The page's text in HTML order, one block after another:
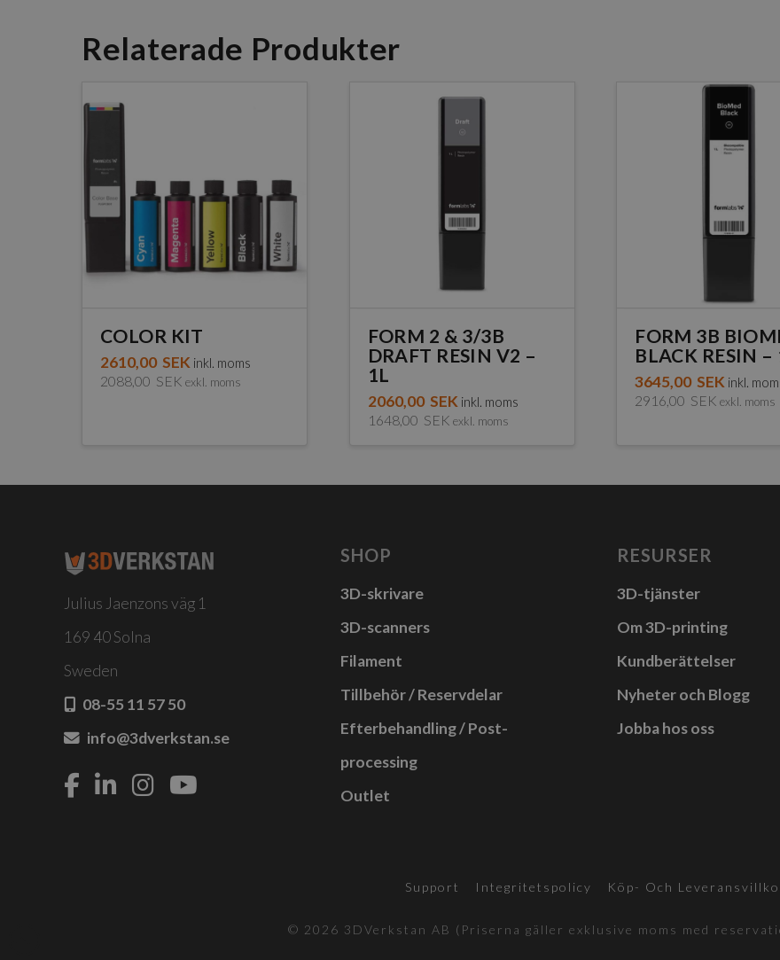
Relaterade Produkter
COLOR KIT
2610,00 SEK inkl. moms
2088,00 SEK exkl. moms
FORM 2 & 3/3B
DRAFT RESIN V2 –
1L
2060,00 SEK inkl. moms
1648,00 SEK exkl. moms
FORM 3B
BLACK RESIN –
3645,00 SEK inkl.
2916,00 SEK exkl. moms
Julius Jaenzons väg 1
169 40 Solna
Sweden
08-55 11 57 50
info@3dverkstan.se
SHOP
3D-skrivare
3D-scanners
Filament
Tillbehör / Reservdelar
Efterbehandling / Post-
processing
Outlet
RESURSER
3D-tjänster
Om 3D-printing
Kundberättelser
Nyheter och Blogg
Jobba hos oss
Support Integritetspolicy Köp- Och
© 2026 3DVerkstan AB (Priserna gäller exklusive moms med